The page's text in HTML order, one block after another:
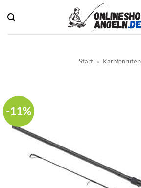
Inhalt
springen
Start » Karpfenruten
-11%